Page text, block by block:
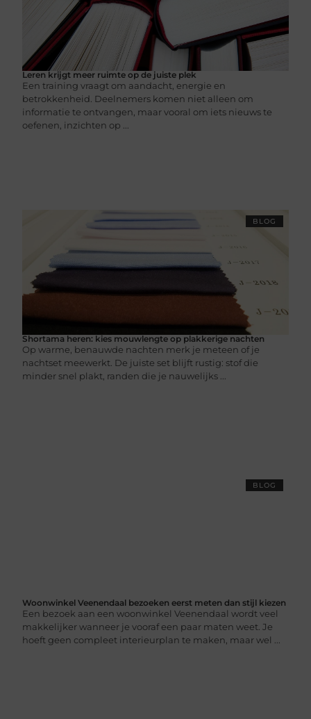
Leren krijgt meer ruimte op de juiste plek
Een training vraagt om aandacht, energie en
betrokkenheid. Deelnemers komen niet alleen om
informatie te ontvangen, maar vooral om iets nieuws te
oefenen, inzichten op ...
BLOG
Shortama heren: kies mouwlengte op plakkerige nachten
Op warme, benauwde nachten merk je meteen of je
nachtset meewerkt. De juiste set blijft rustig: stof die
minder snel plakt, randen die je nauwelijks ...
BLOG
Woonwinkel Veenendaal bezoeken eerst meten dan stijl kiezen
Een bezoek aan een woonwinkel Veenendaal wordt veel
makkelijker wanneer je vooraf een paar maten weet. Je
hoeft geen compleet interieurplan te maken, maar wel ...